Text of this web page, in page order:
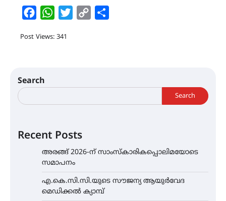
FacebookWhatsAppTwitterCopy
Post Views: 341
Search
Search
Recent Posts
അരങ്ങ് 2026-ന് സാംസ്കാരികപ്പൊലിമയോടെ
സമാപനം
എ.കെ.സി.സി.യുടെ സൗജന്യ ആയുർവേദ
മെഡിക്കൽ ക്യാമ്പ്